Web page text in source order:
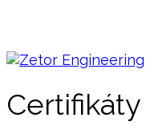
Certifikáty